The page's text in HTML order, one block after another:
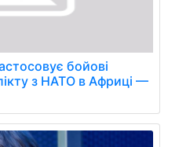
бойові
з НАТО в Африці —